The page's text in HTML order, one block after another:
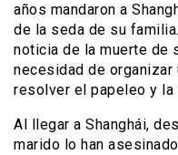
años mandaron a
de la seda de su
noticia de la muerte de
necesidad de organizar
resolver el papeleo y la
Al llegar a Shanghái,
marido lo han